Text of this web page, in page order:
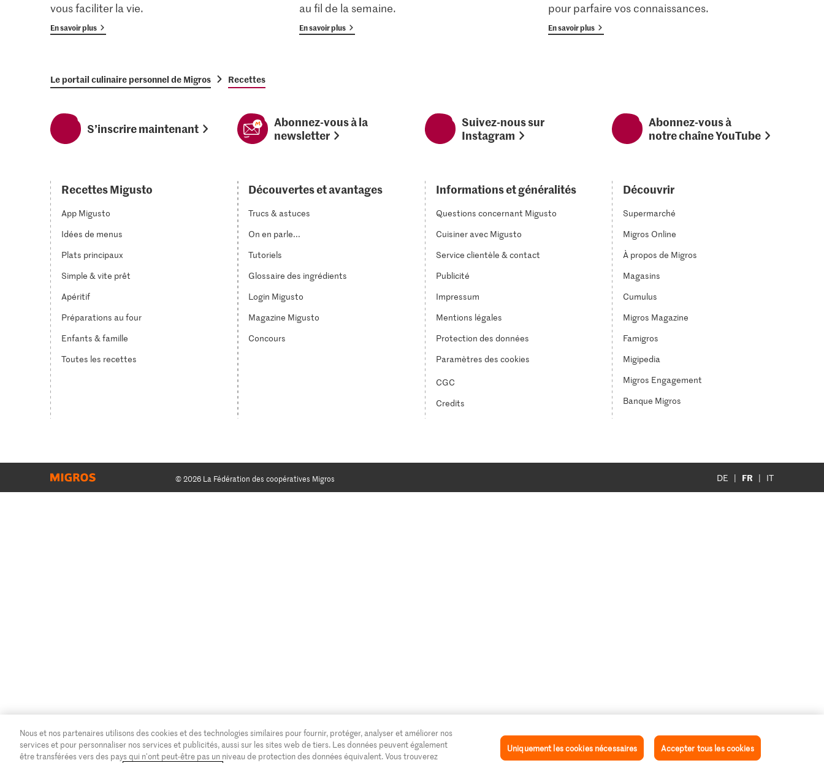
vous faciliter la vie.
En savoir plus
au fil de la semaine.
En savoir plus
pour parfaire vos connaissances.
En savoir plus
Le portail culinaire personnel de Migros Recettes
S’inscrire maintenant
Abonnez-vous à la
newsletter
Suivez-nous sur
Instagram
Abonnez-vous à
notre chaîne YouTube
Recettes Migusto
App Migusto
Idées de menus
Plats principaux
Simple & vite prêt
Apéritif
Préparations au four
Enfants & famille
Toutes les recettes
Découvertes et avantages
Trucs & astuces
On en parle...
Tutoriels
Glossaire des ingrédients
Login Migusto
Magazine Migusto
Concours
Informations et généralités
Questions concernant Migusto
Cuisiner avec Migusto
Service clientèle & contact
Publicité
Impressum
Mentions légales
Protection des données
Paramètres des cookies
CGC
Credits
Découvrir
Supermarché
Migros Online
À propos de Migros
Magasins
Cumulus
Migros Magazine
Famigros
Migipedia
Migros Engagement
Banque Migros
© 2026 La Fédération des coopératives Migros DE FR IT
Nous et nos partenaires utilisons des cookies et des technologies similaires pour fournir, protéger, analyser et améliorer nos
services et pour personnaliser nos services et publicités, aussi sur les sites web de tiers. Les données peuvent également
être transférées vers des pays qui n'ont peut-être pas un niveau de protection des données équivalent. Vous trouverez
Uniquement les cookies nécessaires Accepter tous les cookies